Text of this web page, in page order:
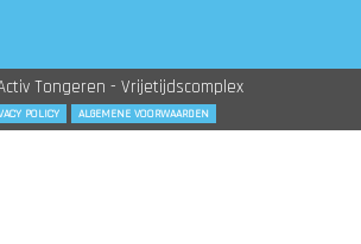
Tongeren - Vrijetijdscomplex
POLICY ALGEMENE VOORWAARDEN